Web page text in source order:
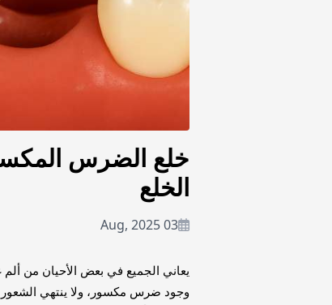
خلع الضرس
الخلع
03 Aug, 2025
يعاني الجميع في بعض الأحيان من
وجود ضرس مكسور، ولا ينتهي الشعور